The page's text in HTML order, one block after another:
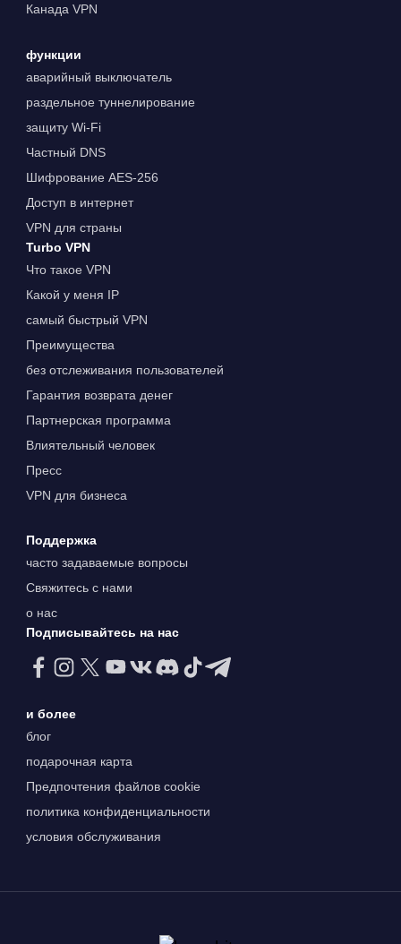
Канада VPN
функции
аварийный выключатель
раздельное туннелирование
защиту Wi-Fi
Частный DNS
Шифрование AES-256
Доступ в интернет
VPN для страны
Turbo VPN
Что такое VPN
Какой у меня IP
самый быстрый VPN
Преимущества
без отслеживания пользователей
Гарантия возврата денег
Партнерская программа
Влиятельный человек
Пресс
VPN для бизнеса
Поддержка
часто задаваемые вопросы
Свяжитесь с нами
о нас
Подписывайтесь на нас
и более
блог
подарочная карта
Предпочтения файлов cookie
политика конфиденциальности
условия обслуживания